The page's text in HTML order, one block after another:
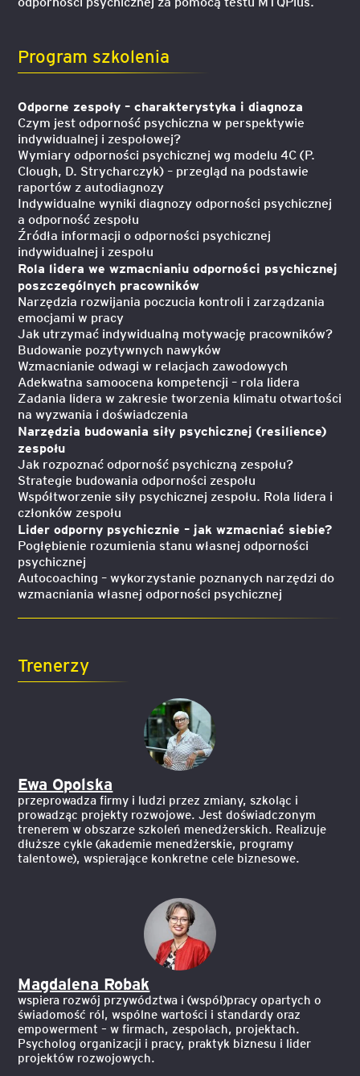
Program szkolenia
Odporne zespoły – charakterystyka i diagnoza
Czym jest odporność psychiczna w perspektywie
indywidualnej i zespołowej?
Wymiary odporności psychicznej wg modelu 4C (P.
Clough, D. Strycharczyk) – przegląd na podstawie
raportów z autodiagnozy
Indywidualne wyniki diagnozy odporności psychicznej
a odporność zespołu
Źródła informacji o odporności psychicznej
indywidualnej i zespołu
Rola lidera we wzmacnianiu odporności psychicznej
poszczególnych pracowników
Narzędzia rozwijania poczucia kontroli i zarządzania
emocjami w pracy
Jak utrzymać indywidualną motywację pracowników?
Budowanie pozytywnych nawyków
Wzmacnianie odwagi w relacjach zawodowych
Adekwatna samoocena kompetencji – rola lidera
Zadania lidera w zakresie tworzenia klimatu otwartości
na wyzwania i doświadczenia
Narzędzia budowania siły psychicznej (resilience)
zespołu
Jak rozpoznać odporność psychiczną zespołu?
Strategie budowania odporności zespołu
Współtworzenie siły psychicznej zespołu. Rola lidera i
członków zespołu
Lider odporny psychicznie – jak wzmacniać siebie?
Pogłębienie rozumienia stanu własnej odporności
psychicznej
Autocoaching – wykorzystanie poznanych narzędzi do
wzmacniania własnej odporności psychicznej
Trenerzy
Ewa Opolska
przeprowadza firmy i ludzi przez zmiany, szkoląc i
prowadząc projekty rozwojowe. Jest doświadczonym
trenerem w obszarze szkoleń menedżerskich. Realizuje
dłuższe cykle (akademie menedżerskie, programy
talentowe), wspierające konkretne cele biznesowe.
Magdalena Robak
wspiera rozwój przywództwa i (współ)pracy opartych o
świadomość ról, wspólne wartości i standardy oraz
empowerment – w firmach, zespołach, projektach.
Psycholog organizacji i pracy, praktyk biznesu i lider
projektów rozwojowych.